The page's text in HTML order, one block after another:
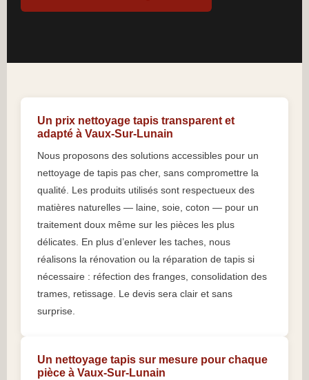
Un prix nettoyage tapis transparent et
adapté à Vaux-Sur-Lunain
Nous proposons des solutions accessibles pour un
nettoyage de tapis pas cher, sans compromettre la
qualité. Les produits utilisés sont respectueux des
matières naturelles — laine, soie, coton — pour un
traitement doux même sur les pièces les plus
délicates. En plus d’enlever les taches, nous
réalisons la rénovation ou la réparation de tapis si
nécessaire : réfection des franges, consolidation des
trames, retissage. Le devis sera clair et sans
surprise.
Un nettoyage tapis sur mesure pour chaque
pièce à Vaux-Sur-Lunain